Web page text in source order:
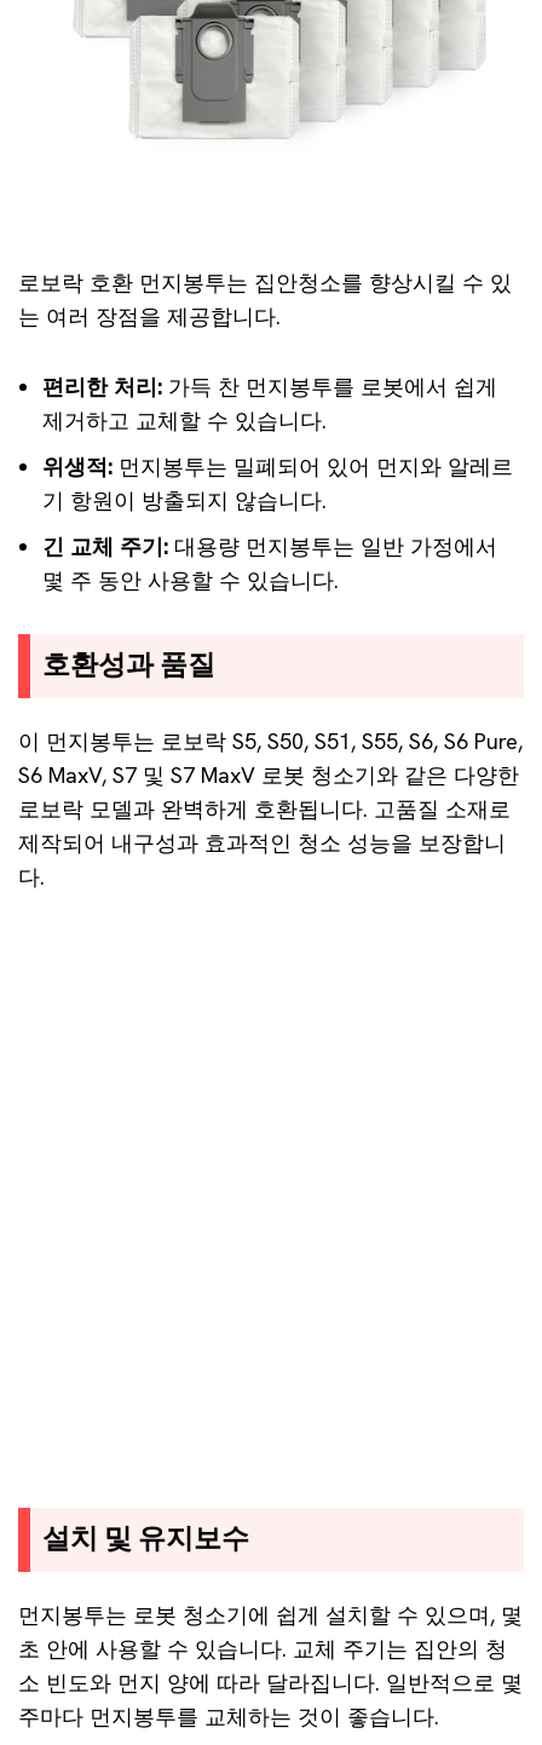
로보락 호환 먼지봉투는 집안청소를 향상시킬 수 있
는 여러 장점을 제공합니다.
편리한 처리: 가득 찬 먼지봉투를 로봇에서 쉽게
제거하고 교체할 수 있습니다.
위생적: 먼지봉투는 밀폐되어 있어 먼지와 알레르
기 항원이 방출되지 않습니다.
긴 교체 주기: 대용량 먼지봉투는 일반 가정에서
몇 주 동안 사용할 수 있습니다.
호환성과 품질
이 먼지봉투는 로보락 S5, S50, S51, S55, S6, S6 Pure,
S6 MaxV, S7 및 S7 MaxV 로봇 청소기와 같은 다양한
로보락 모델과 완벽하게 호환됩니다. 고품질 소재로
제작되어 내구성과 효과적인 청소 성능을 보장합니
다.
설치 및 유지보수
먼지봉투는 로봇 청소기에 쉽게 설치할 수 있으며, 몇
초 안에 사용할 수 있습니다. 교체 주기는 집안의 청
소 빈도와 먼지 양에 따라 달라집니다. 일반적으로 몇
주마다 먼지봉투를 교체하는 것이 좋습니다.